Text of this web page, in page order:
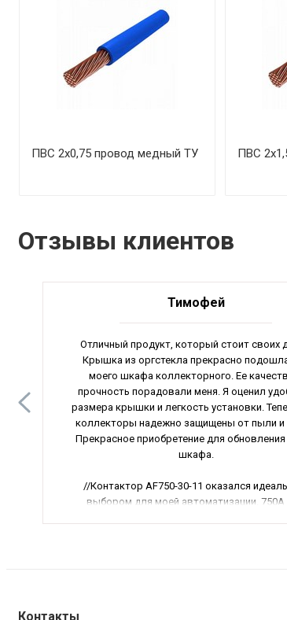
ПВС 2х0,75 провод медный ТУ ПВС
Отзывы клиентов
Тимофей
Отличный продукт, который стоит своих
Крышка из оргстекла прекрасно
моего шкафа коллекторного. Ее
прочность порадовали меня. Я оценил
размера крышки и легкость установки.
коллекторы надежно защищены от пыли и
Прекрасное приобретение для обновления
шкафа.
//Контактор AF750-30-11 оказался
выбором для моей автоматизации. 750А
//Кран шаровый Bolarm рычажного типа
Контакты